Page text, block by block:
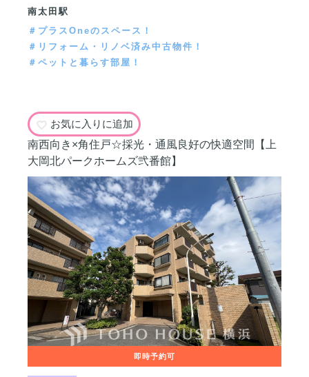
南太田駅
＃プラスOneのスペース！
＃リフォーム・リノベ済み中古物件！
＃ペットと暮らす部屋！
お気に入りに追加
南西向き×角住戸☆採光・通風良好の快適空間【上
大岡北パークホームズ弐番館】